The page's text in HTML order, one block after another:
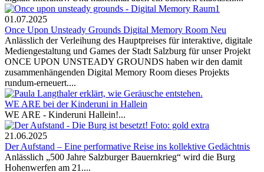
01.07.2025
Once Upon Unsteady Grounds Digital Memory Room Neu
Anlässlich der Verleihung des Hauptpreises für interaktive, digitale
Mediengestaltung und Games der Stadt Salzburg für unser Projekt
ONCE UPON UNSTEADY GROUNDS haben wir den damit
zusammenhängenden Digital Memory Room dieses Projekts
rundum-erneuert....
WE ARE bei der Kinderuni in Hallein
WE ARE - Kinderuni Hallein!...
21.06.2025
Der Aufstand – Eine performative Reise ins kollektive Gedächtnis
Anlässlich „500 Jahre Salzburger Bauernkrieg“ wird die Burg
Hohenwerfen am 21....